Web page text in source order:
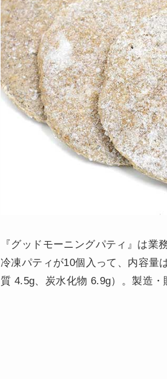
『グッドモーニングパティ』は業
冷凍パティが10個入って、内容量
質 4.5g、炭水化物 6.9g）。製造・